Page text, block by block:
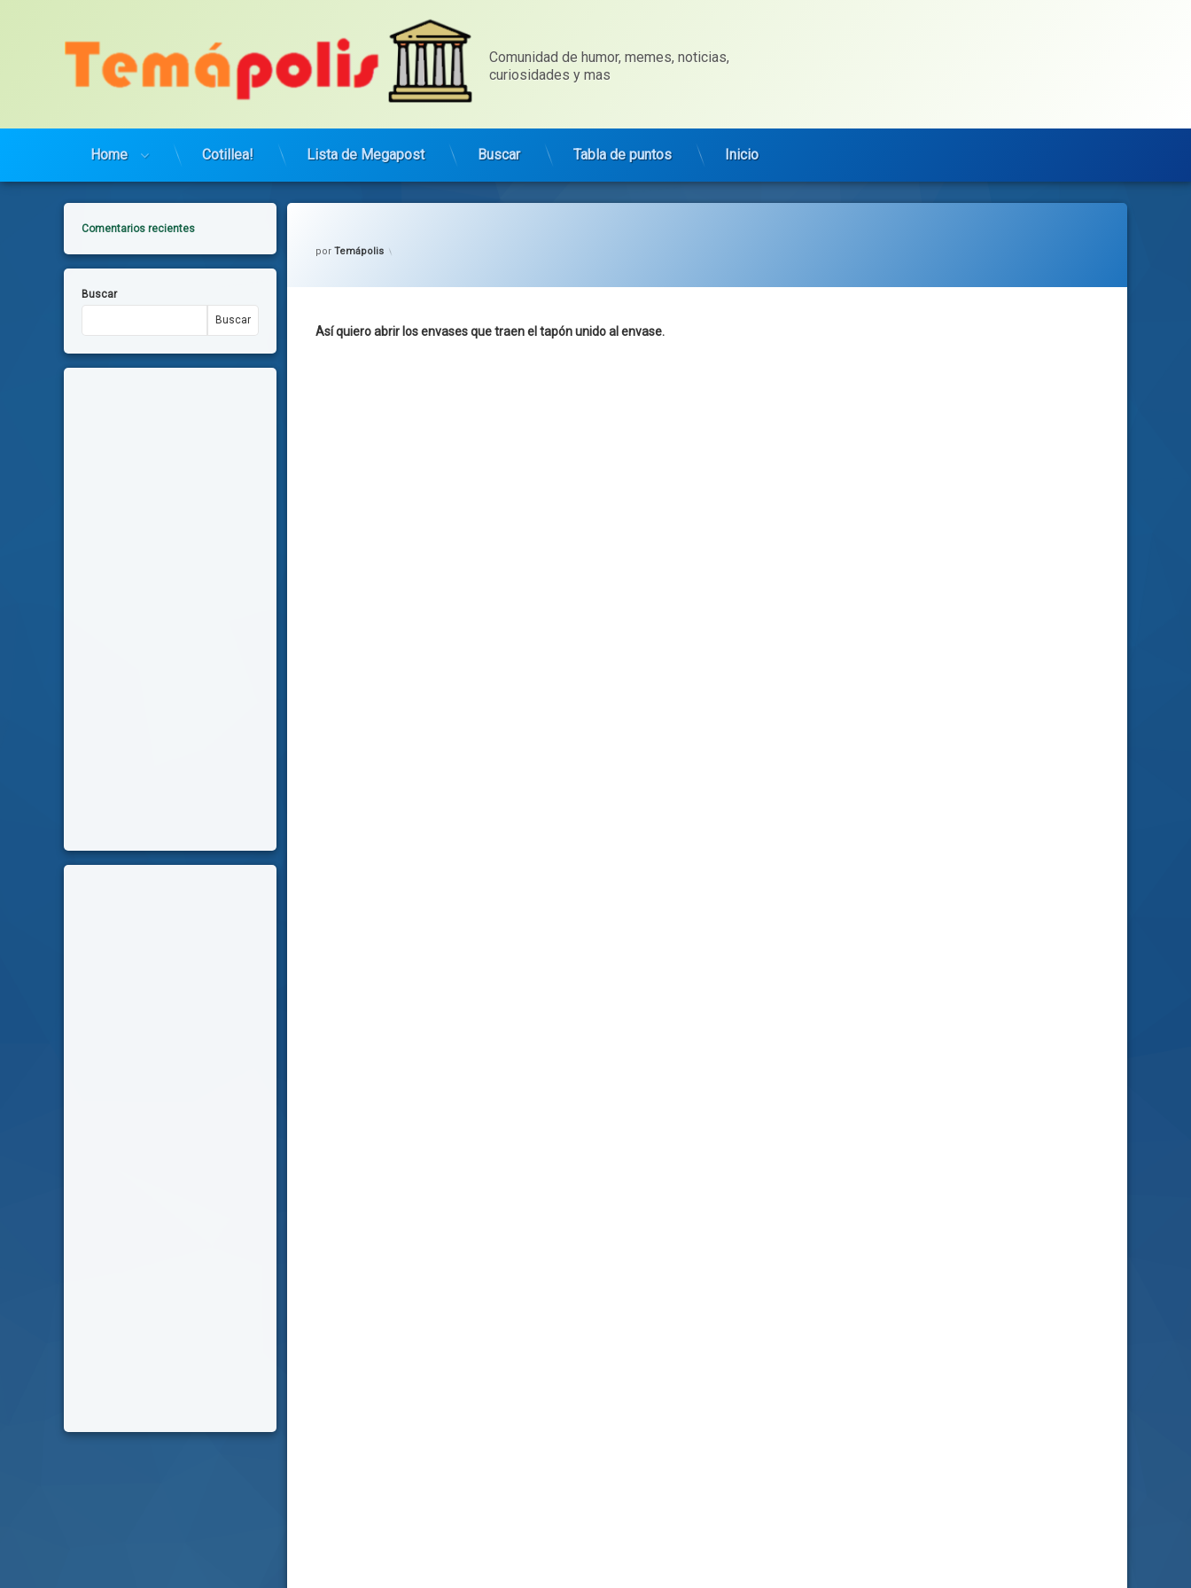
Comunidad de humor, memes, noticias,
curiosidades y mas
Home Cotillea! Lista de Megapost Buscar Tabla de puntos Inicio
por Temápolis
Así quiero abrir los envases que traen el tapón unido al envase.
Comentarios recientes
Buscar
Buscar